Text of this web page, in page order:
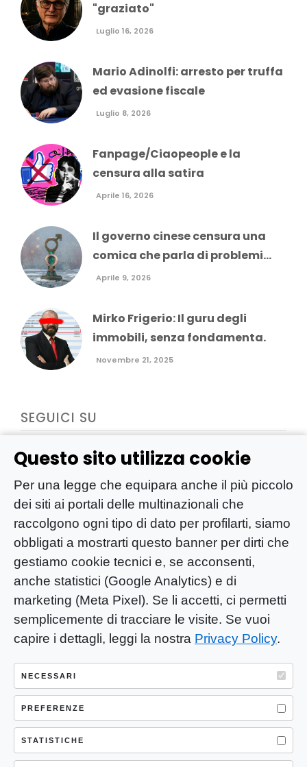
Questo sito utilizza cookie
Per una legge che equipara anche il più piccolo
dei siti ai portali delle multinazionali che
raccolgono ogni tipo di dato per profilarti, siamo
obbligati a mostrarti questo banner per dirti che
gestiamo cookie tecnici e, se acconsenti,
anche statistici (Google Analytics) e di
marketing (Meta Pixel). Se li accetti, ci permetti
semplicemente di tracciare le visite. Se vuoi
capire i dettagli, leggi la nostra Privacy Policy.
NECESSARI
PREFERENZE
STATISTICHE
"graziato"
Luglio 16, 2026
Mario Adinolfi: arresto per truffa
ed evasione fiscale
Luglio 8, 2026
Fanpage/Ciaopeople e la
censura alla satira
Aprile 16, 2026
Il governo cinese censura una
comica che parla di problemi...
Aprile 9, 2026
Mirko Frigerio: Il guru degli
immobili, senza fondamenta.
Novembre 21, 2025
SEGUICI SU
YOU-ng Slow Journalism è una testata
giornalistica di proprietà di Mastino S.R.L.
Registrazione presso Trib. Santa Maria
Capua Vetere (CE) n° 900 del 31/01/2025 |
ISSN 3103-4683
P.IVA: 04755530617